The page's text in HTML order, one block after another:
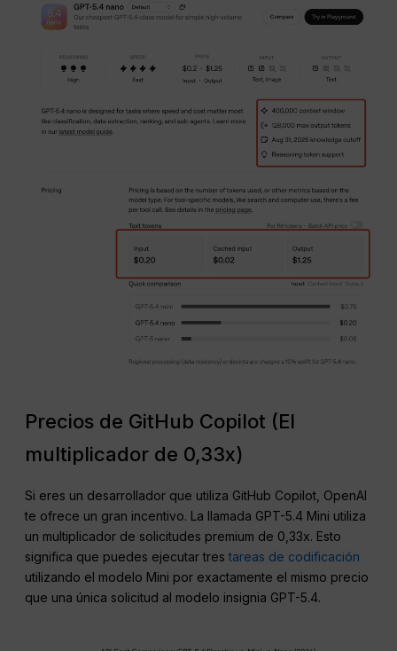
Precios de GitHub Copilot (El
multiplicador de 0,33x)
Si eres un desarrollador que utiliza GitHub Copilot, OpenAI
te ofrece un gran incentivo. La llamada GPT-5.4 Mini utiliza
un multiplicador de solicitudes premium de 0,33x. Esto
significa que puedes ejecutar trestareas de codificación
utilizando el modelo Mini por exactamente el mismo precio
que una única solicitud al modelo insignia GPT-5.4.